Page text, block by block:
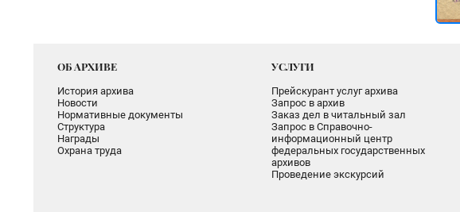
ОБ АРХИВЕ
История архива
Новости
Нормативные документы
Структура
Награды
Охрана труда
УСЛУГИ
Прейскурант услуг архива
Запрос в архив
Заказ дел в читальный зал
Запрос в Справочно-
информационный центр
федеральных государственных
архивов
Проведение экскурсий